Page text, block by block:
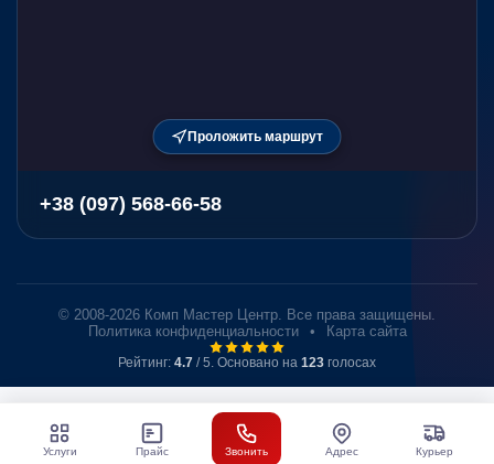
Проложить маршрут
+38 (097) 568-66-58
© 2008-2026 Комп Мастер Центр. Все права защищены.
Политика конфиденциальности
• Карта сайта
Рейтинг: 4.7 / 5. Основано на 123 голосах
Услуги Прайс Звонить Адрес Курьер